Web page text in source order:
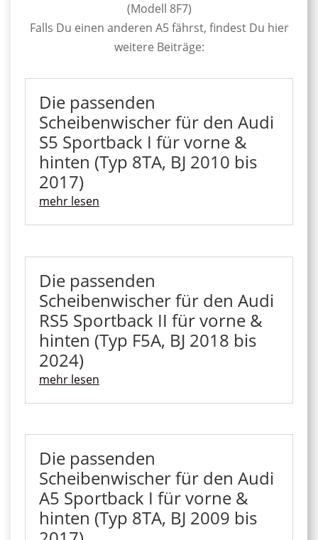
(Modell 8F7)
Falls Du einen anderen A5 fährst, findest Du hier
weitere Beiträge:
Die passenden
Scheibenwischer für den Audi
S5 Sportback I für vorne &
hinten (Typ 8TA, BJ 2010 bis
2017)
mehr lesen
Die passenden
Scheibenwischer für den Audi
RS5 Sportback II für vorne &
hinten (Typ F5A, BJ 2018 bis
2024)
mehr lesen
Die passenden
Scheibenwischer für den Audi
A5 Sportback I für vorne &
hinten (Typ 8TA, BJ 2009 bis